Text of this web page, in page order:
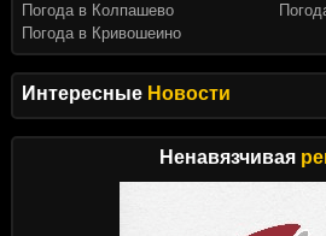
Интересные Новости
Ненавязчивая
Погода в Колпашево
Погода в Кривошеино